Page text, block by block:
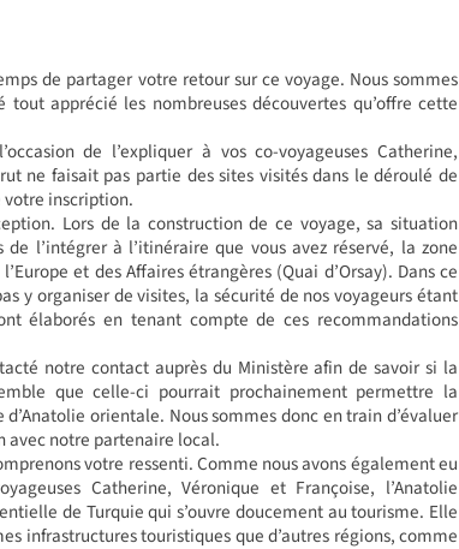
de partager votre retour sur ce voyage. Nous sommes
apprécié les nombreuses découvertes qu’offre cette
de l’expliquer à vos co-voyageuses Catherine,
ne faisait pas partie des sites visités dans le déroulé de
votre inscription.
Lors de la construction de ce voyage, sa situation
l’intégrer à l’itinéraire que vous avez réservé, la zone
et des Affaires étrangères (Quai d’Orsay). Dans ce
y organiser de visites, la sécurité de nos voyageurs étant
élaborés en tenant compte de ces recommandations
notre contact auprès du Ministère afin de savoir si la
que celle-ci pourrait prochainement permettre la
orientale. Nous sommes donc en train d’évaluer
avec notre partenaire local.
votre ressenti. Comme nous avons également eu
Catherine, Véronique et Françoise, l’Anatolie
de Turquie qui s’ouvre doucement au tourisme. Elle
infrastructures touristiques que d’autres régions, comme